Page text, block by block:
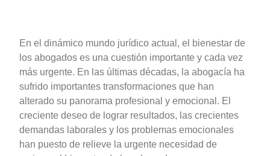
En el dinámico mundo jurídico actual, el bienestar de
los abogados es una cuestión importante y cada vez
más urgente. En las últimas décadas, la abogacía ha
sufrido importantes transformaciones que han
alterado su panorama profesional y emocional. El
creciente deseo de lograr resultados, las crecientes
demandas laborales y los problemas emocionales
han puesto de relieve la urgente necesidad de